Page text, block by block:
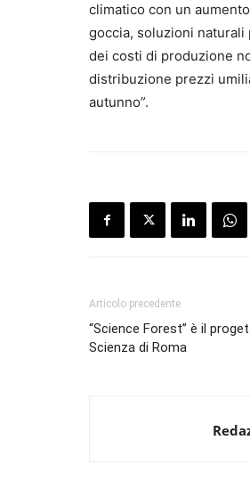
climatico con un
goccia, soluzioni naturali
dei costi di produzione
distribuzione prezzi
autunno”.
Articolo precedente
“Science Forest” è il
Scienza di Roma